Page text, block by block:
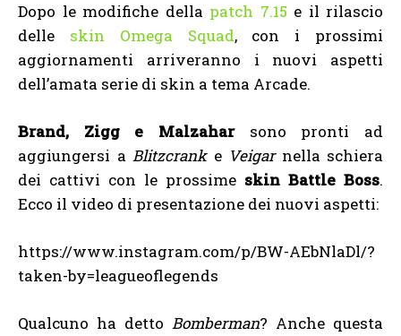
Dopo le modifiche della patch 7.15 e il rilascio
delle skin Omega Squad, con i prossimi
aggiornamenti arriveranno i nuovi aspetti
dell’amata serie di skin a tema Arcade.
Brand, Zigg e Malzaharsono pronti ad
aggiungersi a Blitzcranke Veigarnella schiera
dei cattivi con le prossime skin Battle Boss.
Ecco il video di presentazione dei nuovi aspetti:
https://www.instagram.com/p/BW-AEbNlaDl/?
taken-by=leagueoflegends
Qualcuno ha detto Bomberman? Anche questa